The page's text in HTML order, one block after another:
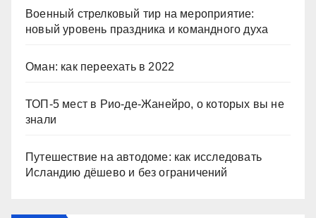
Военный стрелковый тир на мероприятие:
новый уровень праздника и командного духа
Оман: как переехать в 2022
ТОП-5 мест в Рио-де-Жанейро, о которых вы не
знали
Путешествие на автодоме: как исследовать
Исландию дёшево и без ограничений